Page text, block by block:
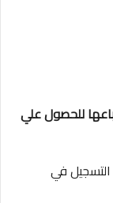
للحصول علي
في